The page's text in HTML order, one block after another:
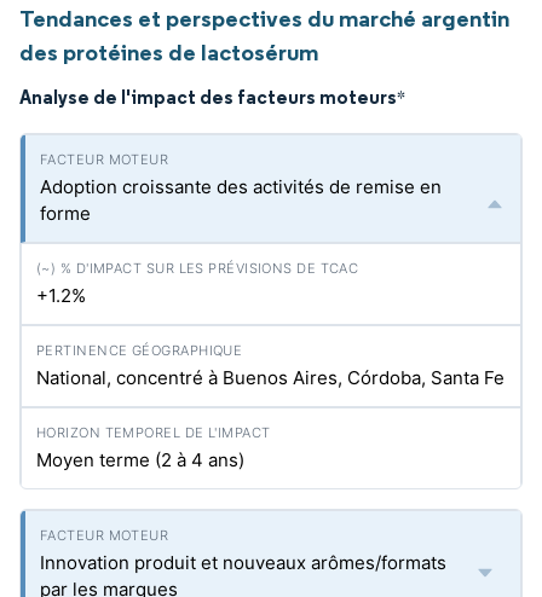
Tendances et perspectives du marché argentin
des protéines de lactosérum
Analyse de l'impact des facteurs moteurs*
Adoption croissante des activités de remise en
forme
+1.2%
National, concentré à Buenos Aires, Córdoba, Santa Fe
Moyen terme (2 à 4 ans)
Innovation produit et nouveaux arômes/formats
par les marques